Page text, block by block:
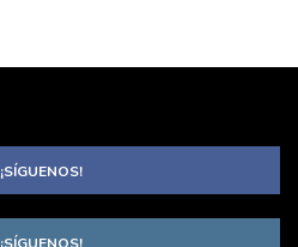
¡SÍGUENOS!